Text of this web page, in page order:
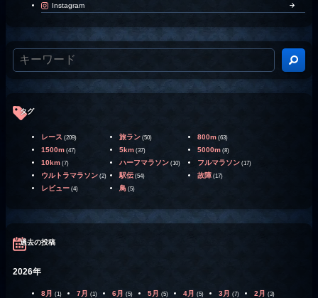
Instagram
タグ
レース (209) 旅ラン (50) 800m (63)
1500m (47) 5km (37) 5000m (8)
10km (7) ハーフマラソン (10) フルマラソン (17)
ウルトラマラソン (2) 駅伝 (54) 故障 (17)
レビュー (4) 鳥 (5)
過去の投稿
2026年
8月 (1) 7月 (1) 6月 (5) 5月 (5) 4月 (5) 3月 (7) 2月 (3)